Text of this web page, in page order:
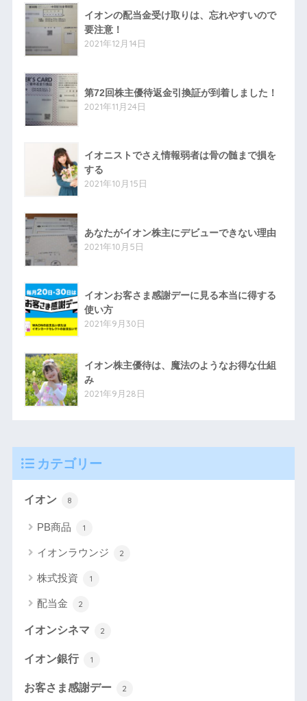
イオンの配当金受け取りは、忘れやすいので
要注意！
2021年12月14日
第72回株主優待返金引換証が到着しました！
2021年11月24日
イオニストでさえ情報弱者は骨の髄まで損を
する
2021年10月15日
あなたがイオン株主にデビューできない理由
2021年10月5日
イオンお客さま感謝デーに見る本当に得する
使い方
2021年9月30日
イオン株主優待は、魔法のようなお得な仕組
み
2021年9月28日
カテゴリー
イオン 8
PB商品 1
イオンラウンジ 2
株式投資 1
配当金 2
イオンシネマ 2
イオン銀行 1
お客さま感謝デー 2